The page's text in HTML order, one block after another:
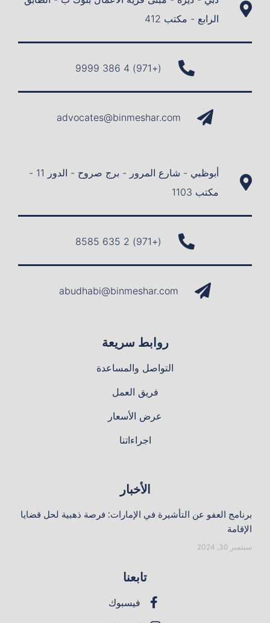
الرابع - مكتب 412
(+971) 4 386 9999
advocates@binmeshar.com
أبوظبي - شارع المرور - برج صروح - الدور 11 -
مكتب 1103
(+971) 2 635 8585
abudhabi@binmeshar.com
روابط سريعة
التواصل والمساعدة
فريق العمل
عرض الأسعار
اجراءاتنا
الأخبار
برنامج العفو عن التأشيرة في الإمارات: فرصة ذهبية لحل قضايا
الإقامة
سبتمبر 30, 2024
تابعنا
فيسبوك